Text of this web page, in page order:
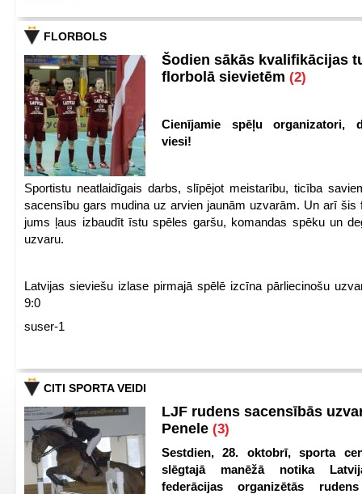
FLORBOLS
Šodien sākās kvalifikācijas
florbolā sievietēm (2)
Cienījamie spēļu organizatori,
viesi!
Sportistu neatlaidīgais darbs, slīpējot meistarību, ticība
sacensību gars mudina uz arvien jaunām uzvarām. Un arī šis
jums ļaus izbaudīt īstu spēles garšu, komandas spēku un
uzvaru.
Latvijas sieviešu izlase pirmajā spēlē izcīna pārliecinošu
9:0
suser-1
CITI SPORTA VEIDI
LJF rudens sacensībās
Penele (3)
Sestdien, 28. oktobrī, sporta
slēgtajā manēžā notika
federācijas organizētās